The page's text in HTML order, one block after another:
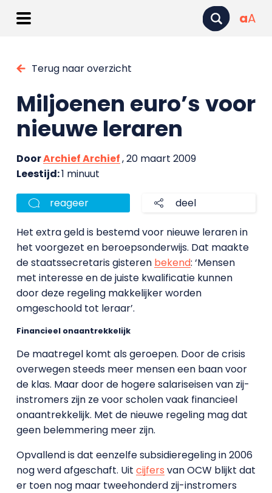
aA
Terug naar overzicht
Miljoenen euro’s voor
nieuwe leraren
DoorArchief Archief, 20 maart 2009
Leestijd:1 minuut
reageer deel
Het extra geld is bestemd voor nieuwe leraren in
het voorgezet en beroepsonderwijs. Dat maakte
de staatssecretaris gisteren bekend: ‘Mensen
met interesse en de juiste kwalificatie kunnen
door deze regeling makkelijker worden
omgeschoold tot leraar’.
Financieel onaantrekkelijk
De maatregel komt als geroepen. Door de crisis
overwegen steeds meer mensen een baan voor
de klas. Maar door de hogere salariseisen van zij-
instromers zijn ze voor scholen vaak financieel
onaantrekkelijk. Met de nieuwe regeling mag dat
geen belemmering meer zijn.
Opvallend is dat eenzelfe subsidieregeling in 2006
nog werd afgeschaft. Uit cijfers van OCW blijkt dat
er toen nog maar tweehonderd zij-instromers